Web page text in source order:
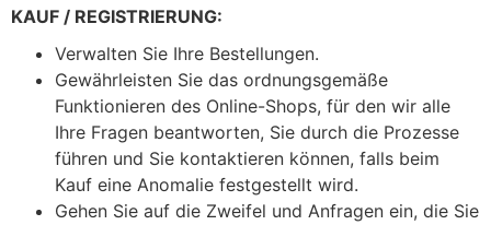
KAUF / REGISTRIERUNG:
Verwalten Sie Ihre Bestellungen.
Gewährleisten Sie das ordnungsgemäße
Funktionieren des Online-Shops, für den wir alle
Ihre Fragen beantworten, Sie durch die Prozesse
führen und Sie kontaktieren können, falls beim
Kauf eine Anomalie festgestellt wird.
Gehen Sie auf die Zweifel und Anfragen ein, die Sie